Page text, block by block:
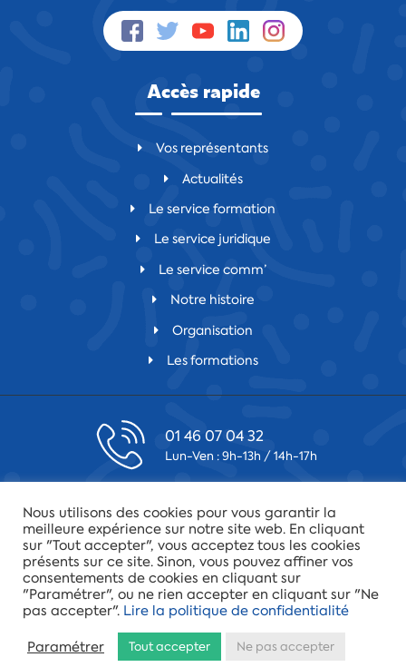
Accès rapide
Vos représentants
Actualités
Le service formation
Le service juridique
Le service comm’
Notre histoire
Organisation
Les formations
01 46 07 04 32
Lun-Ven : 9h-13h / 14h-17h
Laissez-nous un message
75019 Paris
34 quai de la Loire
© 2022 - Fédération CFTC-CSFV | Mentions légales|
Nous utilisons des cookies pour vous garantir la
meilleure expérience sur notre site web. En cliquant
sur "Tout accepter", vous acceptez tous les cookies
présents sur ce site. Sinon, vous pouvez affiner vos
consentements de cookies en cliquant sur
"Paramétrer", ou ne rien accepter en cliquant sur "Ne
pas accepter". Lire la politique de confidentialité
Paramétrer
Tout accepter Ne pas accepter